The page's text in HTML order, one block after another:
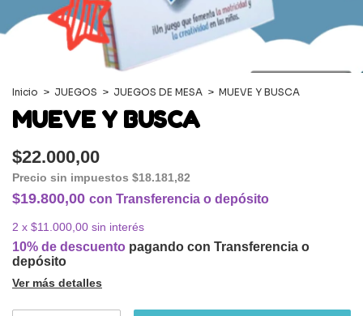
Inicio > JUEGOS > JUEGOS DE MESA > MUEVE Y BUSCA
MUEVE Y BUSCA
$22.000,00
Precio sin impuestos $18.181,82
$19.800,00 con Transferencia o depósito
2 x $11.000,00 sin interés
10% de descuento pagando con Transferencia o
depósito
Ver más detalles